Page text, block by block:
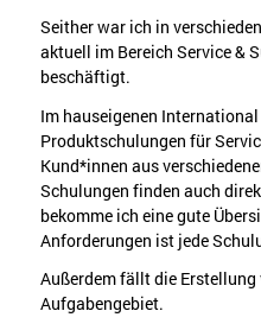
Seither war ich in
aktuell im Bereich Service &
beschäftigt.
Im hauseigenen
Produktschulungen für
Kund*innen aus
Schulungen finden auch
bekomme ich eine gute
Anforderungen ist jede
Außerdem fällt die
Aufgabengebiet.